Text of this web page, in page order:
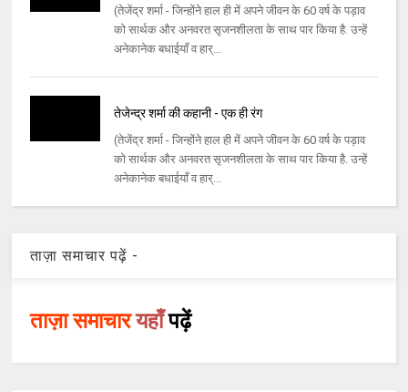
(तेजेंद्र शर्मा - जिन्होंने हाल ही में अपने जीवन के 60 वर्ष के पड़ाव
को सार्थक और अनवरत सृजनशीलता के साथ पार किया है. उन्हें
अनेकानेक बधाईयाँ व हार्...
तेजेन्द्र शर्मा की कहानी - एक ही रंग
(तेजेंद्र शर्मा - जिन्होंने हाल ही में अपने जीवन के 60 वर्ष के पड़ाव
को सार्थक और अनवरत सृजनशीलता के साथ पार किया है. उन्हें
अनेकानेक बधाईयाँ व हार्...
ताज़ा समाचार पढ़ें -
ताज़ा समाचारयहाँपढ़ें